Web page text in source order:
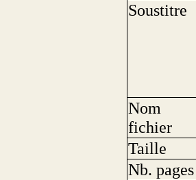
Soustitre
Nom
fichier
Taille
Nb. pages